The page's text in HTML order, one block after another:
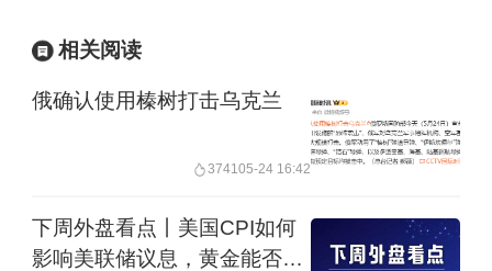
相关阅读
俄确认使用榛树打击乌克兰
374105-24 16:42
下周外盘看点丨美国CPI如何
影响美联储议息，黄金能否创